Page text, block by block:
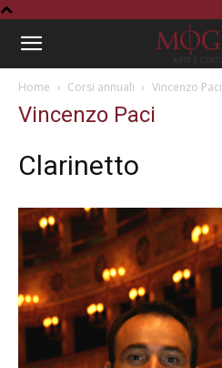
Home Corsi annuali Vincenzo Paci
Vincenzo Paci
Clarinetto